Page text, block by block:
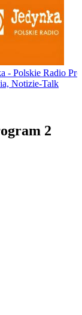
- Polskie Radio
Notizie-Talk
2